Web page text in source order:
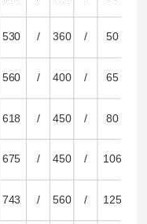
530 / 360 / 50
560 / 400 / 65
618 / 450 / 80
675 / 450 / 106
743 / 560 / 125